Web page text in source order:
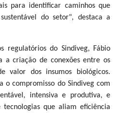
para identificar caminhos que
do setor", destaca a
regulatórios do Sindiveg, Fábio
a criação de conexões entre os
valor dos insumos biológicos.
o compromisso do Sindiveg com
intensiva e produtiva, e
que aliam eficiência